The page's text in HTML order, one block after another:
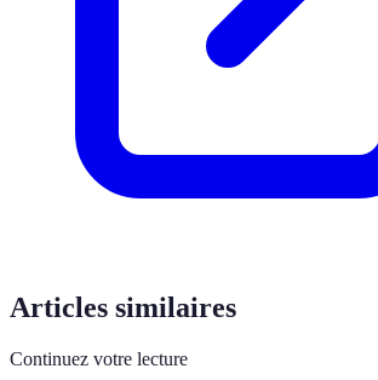
Articles similaires
Continuez votre lecture